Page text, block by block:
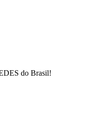
do Brasil!